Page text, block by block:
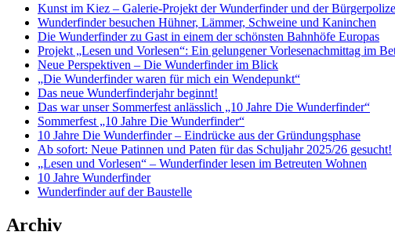
Kunst im Kiez – Galerie-Projekt der Wunderfinder und der
Wunderfinder besuchen Hühner, Lämmer, Schweine und Kaninchen
Die Wunderfinder zu Gast in einem der schönsten Bahnhöfe Europas
Projekt „Lesen und Vorlesen“: Ein gelungener Vorlesenachmittag im
Neue Perspektiven – Die Wunderfinder im Blick
„Die Wunderfinder waren für mich ein Wendepunkt“
Das neue Wunderfinderjahr beginnt!
Das war unser Sommerfest anlässlich „10 Jahre Die Wunderfinder“
Sommerfest „10 Jahre Die Wunderfinder“
10 Jahre Die Wunderfinder – Eindrücke aus der Gründungsphase
Ab sofort: Neue Patinnen und Paten für das Schuljahr 2025/26 gesucht!
„Lesen und Vorlesen“ – Wunderfinder lesen im Betreuten Wohnen
10 Jahre Wunderfinder
Wunderfinder auf der Baustelle
Archiv